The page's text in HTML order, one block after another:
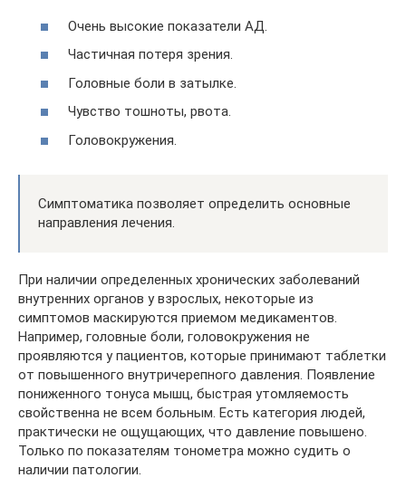
Очень высокие показатели АД.
Частичная потеря зрения.
Головные боли в затылке.
Чувство тошноты, рвота.
Головокружения.
Симптоматика позволяет определить основные
направления лечения.
При наличии определенных хронических заболеваний
внутренних органов у взрослых, некоторые из
симптомов маскируются приемом медикаментов.
Например, головные боли, головокружения не
проявляются у пациентов, которые принимают таблетки
от повышенного внутричерепного давления. Появление
пониженного тонуса мышц, быстрая утомляемость
свойственна не всем больным. Есть категория людей,
практически не ощущающих, что давление повышено.
Только по показателям тонометра можно судить о
наличии патологии.